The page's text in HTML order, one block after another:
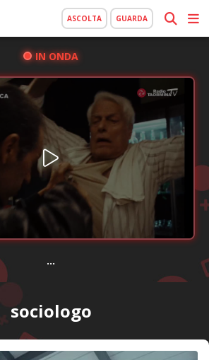
ASCOLTA GUARDA
IN ONDA
...
sociologo